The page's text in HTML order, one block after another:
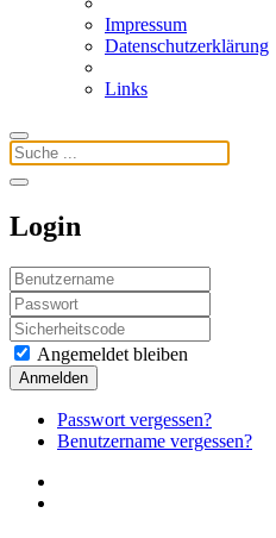
Impressum
Datenschutzerklärung
Links
Login
Angemeldet bleiben
Anmelden
Passwort vergessen?
Benutzername vergessen?